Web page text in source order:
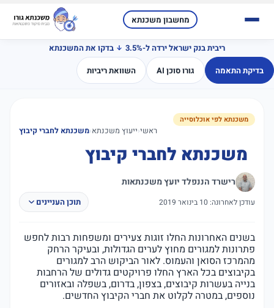
מחשבון משכנתא
ריבית בנק ישראל ירדה ל-3.5%
בדקו את המשכנתא
בדיקת התאמה
גורו סוכן AI השוואת ריביות
משכנתא לפי אוכלוסייה
ראשי‹ייעוץ משכנתא‹משכנתא לחברי קיבוץ
משכנתא לחברי קיבוץ
רישרד הננפלד יועץ משכנתאות
עודכן לאחרונה: 10 בינואר 2019 תוכן העניינים
בשנים האחרונות החלו זוגות צעירים ומשפחות רבות לחפש
פתרונות למגורים מחוץ לערים הגדולות, ובעיקר הרחק
מהמרכז הסואן והעמוס. לאור הביקוש הרב למגורים
בקיבוצים בכל הארץ החלו פרויקטים גדולים של הרחבות
בנייה בעשרות קיבוצים, בצפון, בדרום, בשפלה ובאזורים
נוספים, במטרה לקלוט את חברי הקיבוץ החדשים.